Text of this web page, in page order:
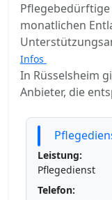
monatlichen
Infos
In Rüsselsheim
Anbieter, die
Leistung:
Pflegedienst
Telefon: